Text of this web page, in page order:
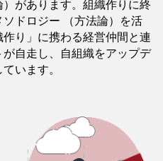
があります。組織作りに終
ドロジー （方法論）を活
り」に携わる経営仲間と連
自走し、自組織をアップデ
います。